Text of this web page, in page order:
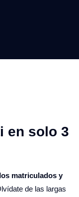
en solo 3
matriculados y
de las largas